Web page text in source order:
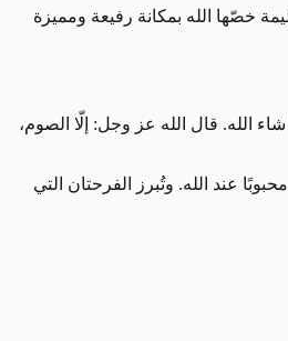
خصّها الله بمكانة رفيعة ومميزة
الله. قال الله عز وجل: إلّا الصوم،
عند الله. وتُبرز الفرحتان التي